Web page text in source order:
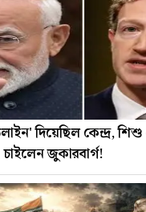
দিয়েছিল কেন্দ্র,
জুকারবার্গ!